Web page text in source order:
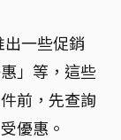
出一些促銷
」等，這些
前，先查詢
優惠。